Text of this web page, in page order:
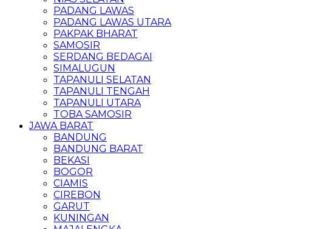
PADANG LAWAS
PADANG LAWAS UTARA
PAKPAK BHARAT
SAMOSIR
SERDANG BEDAGAI
SIMALUGUN
TAPANULI SELATAN
TAPANULI TENGAH
TAPANULI UTARA
TOBA SAMOSIR
JAWA BARAT
BANDUNG
BANDUNG BARAT
BEKASI
BOGOR
CIAMIS
CIREBON
GARUT
KUNINGAN